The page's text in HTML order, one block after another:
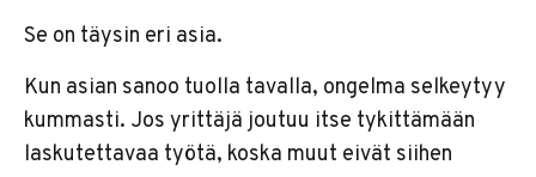
Se on täysin eri asia.
Kun asian sanoo tuolla tavalla, ongelma selkeytyy
kummasti. Jos yrittäjä joutuu itse tykittämään
laskutettavaa työtä, koska muut eivät siihen